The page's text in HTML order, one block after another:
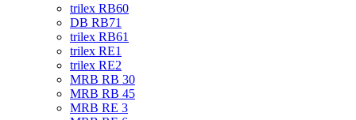
trilex RB60
DB RB71
trilex RB61
trilex RE1
trilex RE2
MRB RB 30
MRB RB 45
MRB RE 3